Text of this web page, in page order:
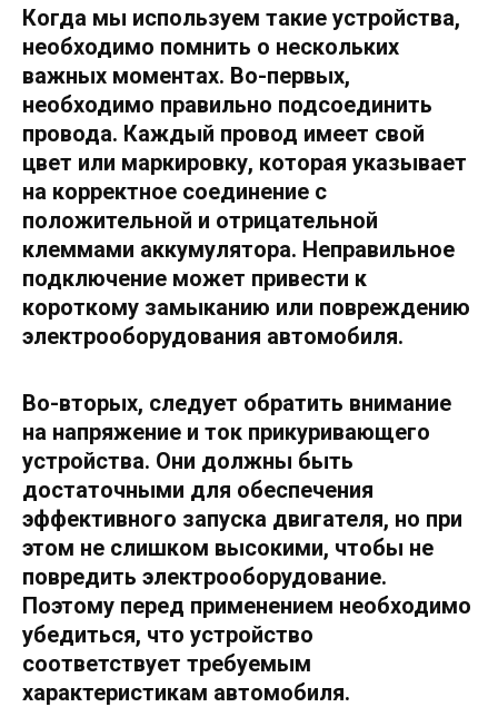
Когда мы используем такие устройства,
необходимо помнить о нескольких
важных моментах. Во-первых,
необходимо правильно подсоединить
провода. Каждый провод имеет свой
цвет или маркировку, которая указывает
на корректное соединение с
положительной и отрицательной
клеммами аккумулятора. Неправильное
подключение может привести к
короткому замыканию или повреждению
электрооборудования автомобиля.
Во-вторых, следует обратить внимание
на напряжение и ток прикуривающего
устройства. Они должны быть
достаточными для обеспечения
эффективного запуска двигателя, но при
этом не слишком высокими, чтобы не
повредить электрооборудование.
Поэтому перед применением необходимо
убедиться, что устройство
соответствует требуемым
характеристикам автомобиля.